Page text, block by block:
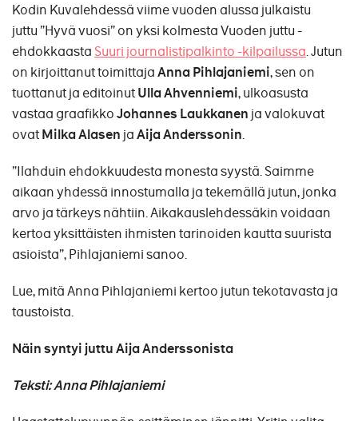
Kodin Kuvalehdessä viime vuoden alussa julkaistu
juttu ”Hyvä vuosi” on yksi kolmesta Vuoden juttu -
ehdokkaasta Suuri journalistipalkinto -kilpailussa. Jutun
on kirjoittanut toimittajaAnna Pihlajaniemi, sen on
tuottanut ja editoinutUlla Ahvenniemi, ulkoasusta
vastaa graafikkoJohannes Laukkanen ja valokuvat
ovatMilka Alasen jaAija Anderssonin.
”Ilahduin ehdokkuudesta monesta syystä. Saimme
aikaan yhdessä innostumalla ja tekemällä jutun, jonka
arvo ja tärkeys nähtiin. Aikakauslehdessäkin voidaan
kertoa yksittäisten ihmisten tarinoiden kautta suurista
asioista”, Pihlajaniemi sanoo.
Lue, mitä Anna Pihlajaniemi kertoo jutun tekotavasta ja
taustoista.
Näin syntyi juttu Aija Anderssonista
Teksti: Anna Pihlajaniemi